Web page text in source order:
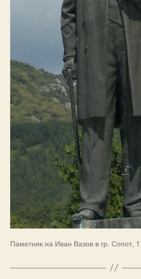
Паметник на Иван Вазов в гр. Сопот,